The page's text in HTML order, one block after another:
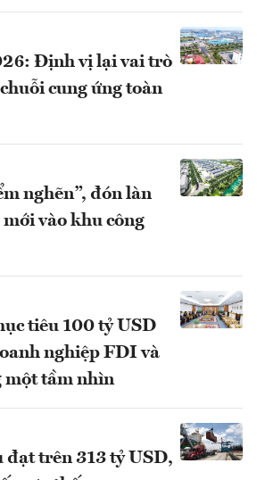
Định vị lại vai trò
cung ứng toàn
nghẽn”, đón làn
vào khu công
tiêu 100 tỷ USD
nghiệp FDI và
một tầm nhìn
trên 313 tỷ USD,